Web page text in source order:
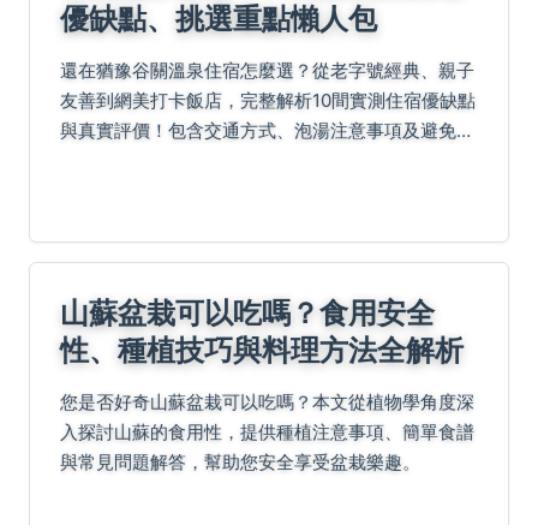
優缺點、挑選重點懶人包
還在猶豫谷關溫泉住宿怎麼選？從老字號經典、親子
友善到網美打卡飯店，完整解析10間實測住宿優缺點
與真實評價！包含交通方式、泡湯注意事項及避免踩
山蘇盆栽可以吃嗎？食用安全
性、種植技巧與料理方法全解析
您是否好奇山蘇盆栽可以吃嗎？本文從植物學角度深
入探討山蘇的食用性，提供種植注意事項、簡單食譜
與常見問題解答，幫助您安全享受盆栽樂趣。